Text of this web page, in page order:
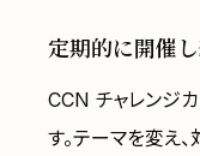
定期的に開催
CCN チャレンジ
す。テーマを変え